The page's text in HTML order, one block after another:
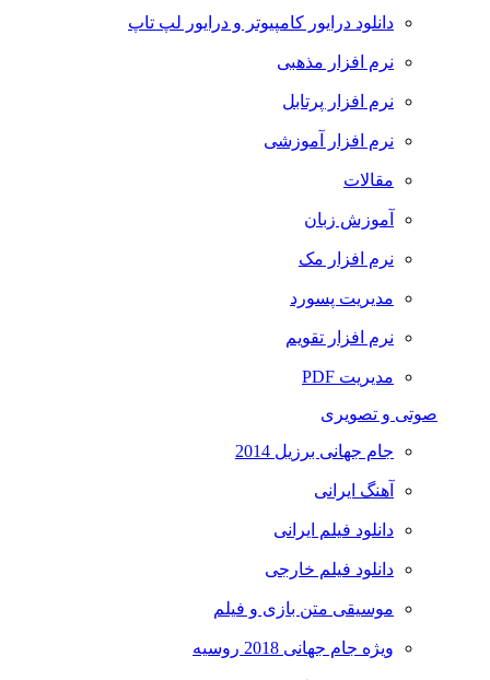
دانلود درایور کامپیوتر و درایور لپ تاپ
نرم افزار مذهبی
نرم افزار پرتابل
نرم افزار آموزشی
مقالات
آموزش زبان
نرم افزار مک
مدیریت پسورد
نرم افزار تقویم
مدیریت PDF
صوتی و تصویری
جام جهانی برزیل 2014
آهنگ ایرانی
دانلود فیلم ایرانی
دانلود فیلم خارجی
موسیقی متن بازی و فیلم
ویژه جام جهانی 2018 روسیه